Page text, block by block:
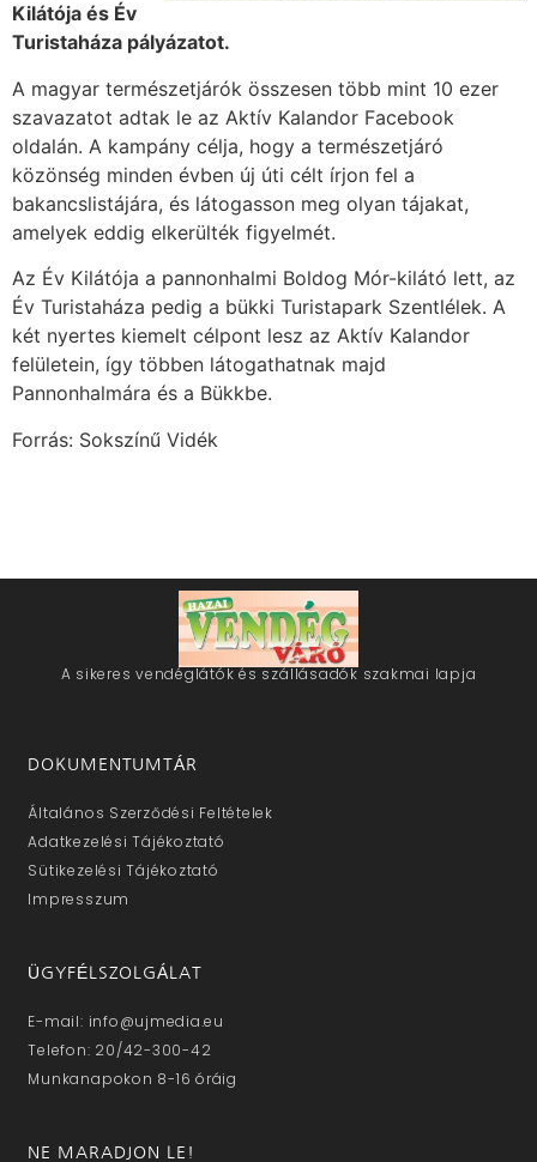
Kilátója és Év
Turistaháza pályázatot.
A magyar természetjárók összesen több mint 10 ezer
szavazatot adtak le az Aktív Kalandor Facebook
oldalán. A kampány célja, hogy a természetjáró
közönség minden évben új úti célt írjon fel a
bakancslistájára, és látogasson meg olyan tájakat,
amelyek eddig elkerülték figyelmét.
Az Év Kilátója a pannonhalmi Boldog Mór-kilátó lett, az
Év Turistaháza pedig a bükki Turistapark Szentlélek. A
két nyertes kiemelt célpont lesz az Aktív Kalandor
felületein, így többen látogathatnak majd
Pannonhalmára és a Bükkbe.
Forrás: Sokszínű Vidék
A sikeres vendéglátók és szállásadók szakmai lapja
DOKUMENTUMTÁR
Általános Szerződési Feltételek
Adatkezelési Tájékoztató
Sütikezelési Tájékoztató
Impresszum
ÜGYFÉLSZOLGÁLAT
E-mail: info@ujmedia.eu
Telefon: 20/42-300-42
Munkanapokon 8-16 óráig
NE MARADJON LE!